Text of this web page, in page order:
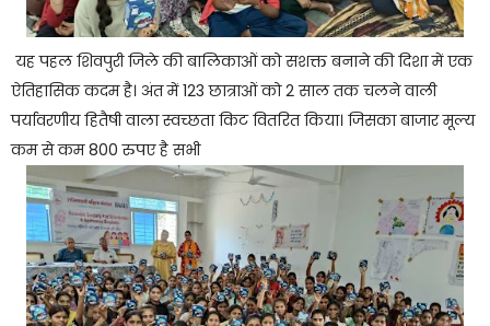
यह पहल शिवपुरी जिले की बालिकाओं को सशक्त बनाने की दिशा में एक
ऐतिहासिक कदम है। अंत में 123 छात्राओं को 2 साल तक चलने वाली
पर्यावरणीय हितैषी वाला स्वच्छता किट वितरित किया। जिसका बाजार मूल्य
कम से कम 800 रुपए है सभी